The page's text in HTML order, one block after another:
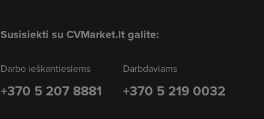
Susisiekti su CVMarket.lt galite:
Darbo ieškantiesiems
+370 5 207 8881
Darbdaviams
+370 5 219 0032